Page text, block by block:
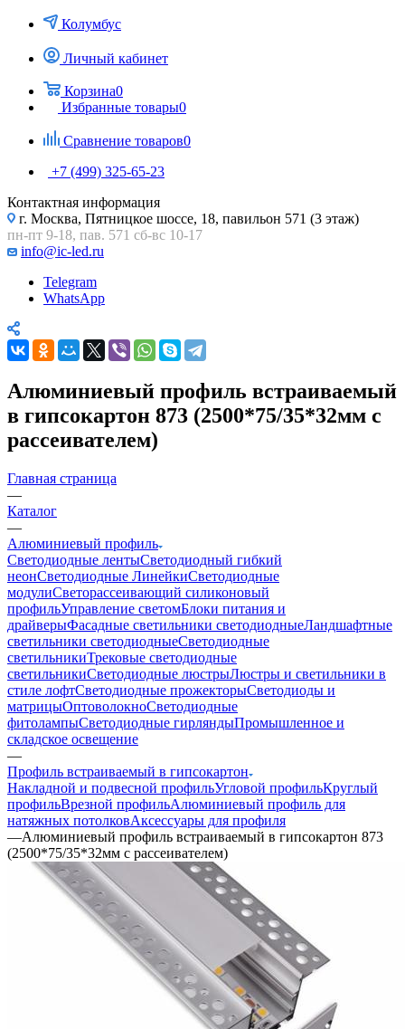
Колумбус
Личный кабинет
Корзина0
Избранные товары0
Сравнение товаров0
+7 (499) 325-65-23
Контактная информация
г. Москва, Пятницкое шоссе, 18, павильон 571 (3 этаж)
пн-пт 9-18, пав. 571 сб-вс 10-17
info@ic-led.ru
Telegram
WhatsApp
Алюминиевый профиль встраиваемый
в гипсокартон 873 (2500*75/35*32мм с
рассеивателем)
Главная страница
—
Каталог
—
Алюминиевый профиль
Светодиодные лентыСветодиодный гибкий
неонСветодиодные ЛинейкиСветодиодные
модулиСветорассеивающий силиконовый
профильУправление светомБлоки питания и
драйверыФасадные светильники светодиодныеЛандшафтные
светильники светодиодныеСветодиодные
светильникиТрековые светодиодные
светильникиСветодиодные люстрыЛюстры и светильники в
стиле лофтСветодиодные прожекторыСветодиоды и
матрицыОптоволокноСветодиодные
фитолампыСветодиодные гирляндыПромышленное и
складское освещение
—
Профиль встраиваемый в гипсокартон
Накладной и подвесной профильУгловой профильКруглый
профильВрезной профильАлюминиевый профиль для
натяжных потолковАксессуары для профиля
—Алюминиевый профиль встраиваемый в гипсокартон 873
(2500*75/35*32мм с рассеивателем)